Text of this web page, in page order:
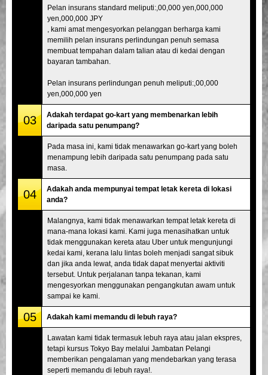
Pelan insurans standard meliputi:,00,000 yen,000,000
yen,000,000 JPY
, kami amat mengesyorkan pelanggan berharga kami
memilih pelan insurans perlindungan penuh semasa
membuat tempahan dalam talian atau di kedai dengan
bayaran tambahan.
Pelan insurans perlindungan penuh meliputi:,00,000
yen,000,000 yen
03
Adakah terdapat go-kart yang membenarkan lebih
daripada satu penumpang?
Pada masa ini, kami tidak menawarkan go-kart yang boleh
menampung lebih daripada satu penumpang pada satu
masa.
04
Adakah anda mempunyai tempat letak kereta di lokasi
anda?
Malangnya, kami tidak menawarkan tempat letak kereta di
mana-mana lokasi kami. Kami juga menasihatkan untuk
tidak menggunakan kereta atau Uber untuk mengunjungi
kedai kami, kerana lalu lintas boleh menjadi sangat sibuk
dan jika anda lewat, anda tidak dapat menyertai aktiviti
tersebut. Untuk perjalanan tanpa tekanan, kami
mengesyorkan menggunakan pengangkutan awam untuk
sampai ke kami.
05 Adakah kami memandu di lebuh raya?
Lawatan kami tidak termasuk lebuh raya atau jalan ekspres,
tetapi kursus Tokyo Bay melalui Jambatan Pelangi
memberikan pengalaman yang mendebarkan yang terasa
seperti memandu di lebuh raya!.